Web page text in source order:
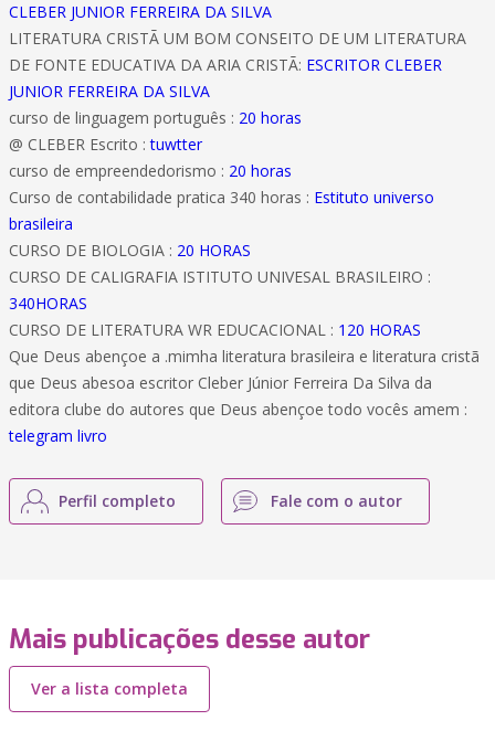
CLEBER JUNIOR FERREIRA DA SILVA
LITERATURA CRISTÃ UM BOM CONSEITO DE UM LITERATURA
DE FONTE EDUCATIVA DA ARIA CRISTÃ: ESCRITOR CLEBER
JUNIOR FERREIRA DA SILVA
curso de linguagem português : 20 horas
@ CLEBER Escrito :tuwtter
curso de empreendedorismo : 20 horas
Curso de contabilidade pratica 340 horas : Estituto universo
brasileira
CURSO DE BIOLOGIA : 20 HORAS
CURSO DE CALIGRAFIA ISTITUTO UNIVESAL BRASILEIRO :
340HORAS
CURSO DE LITERATURA WR EDUCACIONAL : 120 HORAS
Que Deus abençoe a .mimha literatura brasileira e literatura cristã
que Deus abesoa escritor Cleber Júnior Ferreira Da Silva da
editora clube do autores que Deus abençoe todo vocês amem :
telegram livro
Perfil completo Fale com o autor
Mais publicações desse autor
Ver a lista completa